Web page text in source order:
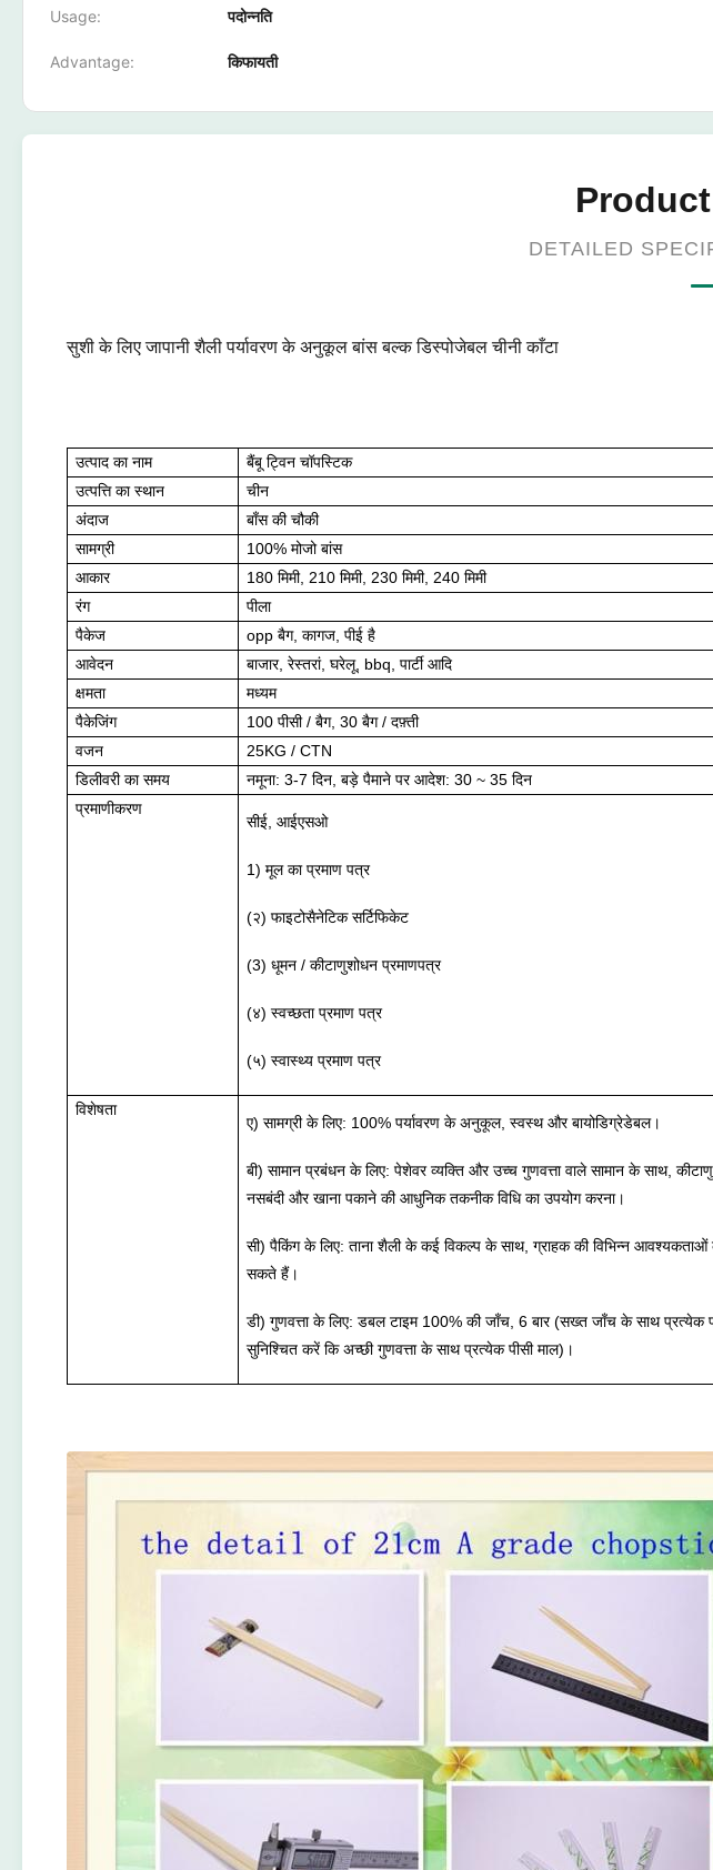
Usage: पदोन्नति
Advantage: किफायती
DETAILED
सुशी के लिए जापानी शैली पर्यावरण के अनुकूल बांस बल्क डिस्पोजेबल चीनी काँटा
उत्पाद का नाम
बैंबू ट्विन चॉपस्टिक
उत्पत्ति का स्थान
चीन
अंदाज
बाँस की चौकी
सामग्री
100% मोजो बांस
आकार
180 मिमी, 210 मिमी, 230 मिमी, 240 मिमी
रंग
पीला
पैकेज
opp बैग, कागज, पीई है
आवेदन
बाजार, रेस्तरां, घरेलू, bbq, पार्टी आदि
क्षमता
मध्यम
पैकेजिंग
100 पीसी / बैग, 30 बैग / दफ़्ती
वजन
25KG / CTN
डिलीवरी का समय
नमूना: 3-7 दिन, बड़े पैमाने पर आदेश: 30 ~ 35 दिन
प्रमाणीकरण
सीई, आईएसओ
1) मूल का प्रमाण पत्र
(२) फाइटोसैनेटिक सर्टिफिकेट
(3) धूमन / कीटाणुशोधन प्रमाणपत्र
(४) स्वच्छता प्रमाण पत्र
(५) स्वास्थ्य प्रमाण पत्र
विशेषता
ए) सामग्री के लिए: 100% पर्यावरण के अनुकूल, स्वस्थ और बायोडिग्रेडेबल।
बी) सामान प्रबंधन के लिए: पेशेवर व्यक्ति और उच्च गुणवत्ता वाले सामान के साथ,
नसबंदी और खाना पकाने की आधुनिक तकनीक विधि का उपयोग करना।
सी) पैकिंग के लिए: ताना शैली के कई विकल्प के साथ, ग्राहक की विभिन्न आवश्यकताओं
सकते हैं।
डी) गुणवत्ता के लिए: डबल टाइम 100% की जाँच, 6 बार (सख्त जाँच के साथ प्रत्येक
सुनिश्चित करें कि अच्छी गुणवत्ता के साथ प्रत्येक पीसी माल)।